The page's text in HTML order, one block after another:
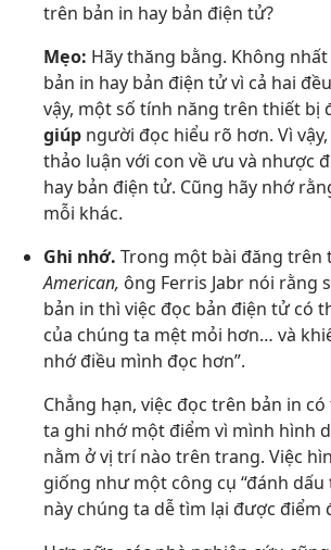
trên bản in hay bản điện tử?
Mẹo: Hãy thăng bằng. Không
bản in hay bản điện tử vì cả hai
vậy, một số tính năng trên thiết bị
giúp người đọc hiểu rõ hơn. Vì
thảo luận với con về ưu và nhược
hay bản điện tử. Cũng hãy nhớ
mỗi khác.
Ghi nhớ. Trong một bài đăng trên
American, ông Ferris Jabr nói rằng
bản in thì việc đọc bản điện tử có
của chúng ta mệt mỏi hơn… và
nhớ điều mình đọc hơn”.
Chẳng hạn, việc đọc trên bản in
ta ghi nhớ một điểm vì mình hình
nằm ở vị trí nào trên trang. Việc
giống như một công cụ “đánh dấu
này chúng ta dễ tìm lại được điểm